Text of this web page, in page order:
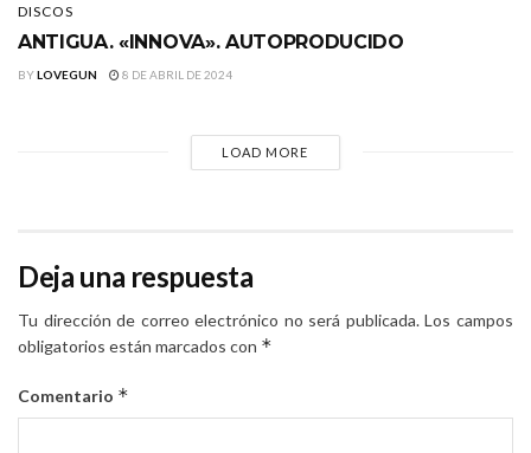
DISCOS
ANTIGUA. «INNOVA». AUTOPRODUCIDO
BYLOVEGUN 8 DE ABRIL DE 2024
LOAD MORE
Deja una respuesta
Tu dirección de correo electrónico no será publicada. Los campos
obligatorios están marcados con *
Comentario *